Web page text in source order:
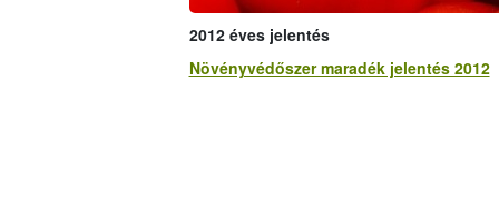
2012 éves jelentés
Növényvédőszer maradék jelentés 2012